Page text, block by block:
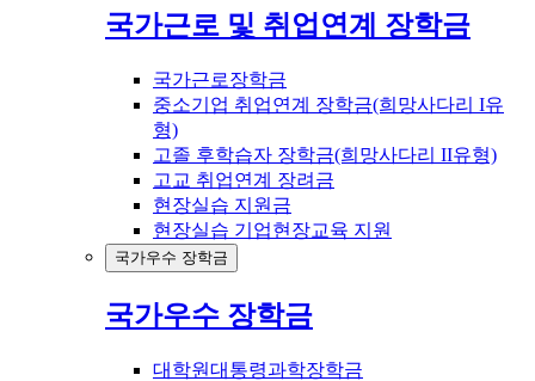
국가근로 및 취업연계 장학금
국가근로장학금
중소기업 취업연계 장학금(희망사다리 I유
형)
고졸 후학습자 장학금(희망사다리 II유형)
고교 취업연계 장려금
현장실습 지원금
현장실습 기업현장교육 지원
국가우수 장학금
국가우수 장학금
대학원대통령과학장학금